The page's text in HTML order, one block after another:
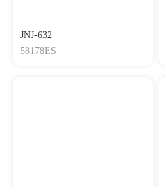
JNJ-632
58178ES